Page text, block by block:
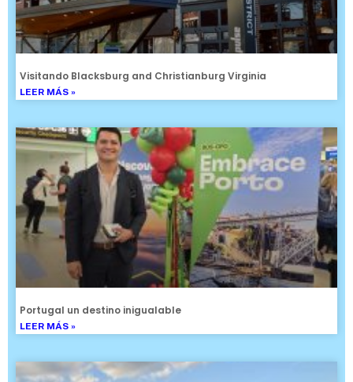
Visitando Blacksburg and Christianburg Virginia
LEER MÁS »
Portugal un destino inigualable
LEER MÁS »